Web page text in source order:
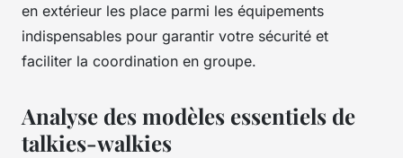
en extérieur les place parmi les équipements
indispensables pour garantir votre sécurité et
faciliter la coordination en groupe.
Analyse des modèles essentiels de
talkies-walkies